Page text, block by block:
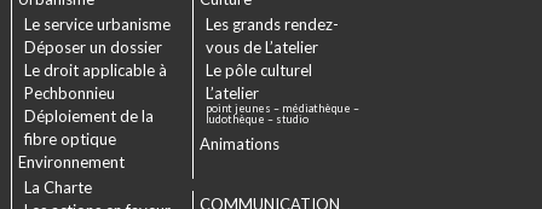
Le service urbanisme
Déposer un dossier
Le droit applicable à
Pechbonnieu
Déploiement de la
fibre optique
Environnement
La Charte
Les grands rendez-
vous de L’atelier
Le pôle culturel
L’atelier
point jeunes – médiathèque –
ludothèque – studio
Animations
COMMUNICATION